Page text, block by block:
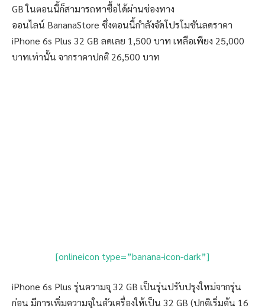
GB ในตอนนี้ก็สามารถหาซื้อได้ผ่านช่องทาง
ออนไลน์ BananaStore ซึ่งตอนนี้กำลังจัดโปรโมชันลดราคา
iPhone 6s Plus 32 GB ลดเลย 1,500 บาท เหลือเพียง 25,000
บาทเท่านั้น จากราคาปกติ 26,500 บาท
[onlineicon type=”banana-icon-dark”]
iPhone 6s Plus รุ่นความจุ 32 GB เป็นรุ่นปรับปรุงใหม่จากรุ่น
ก่อน มีการเพิ่มความจุในตัวเครื่องให้เป็น 32 GB (ปกติเริ่มต้น 16